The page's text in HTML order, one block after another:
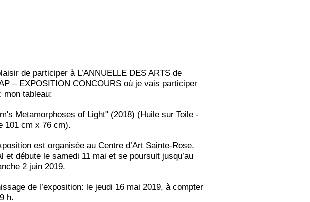
de participer à L’ANNUELLE DES ARTS de
– EXPOSITION CONCOURS où je vais participer
mon tableau:
Metamorphoses of Light" (2018) (Huile sur Toile -
101 cm x 76 cm).
est organisée au Centre d’Art Sainte-Rose,
et débute le samedi 11 mai et se poursuit jusqu’au
2 juin 2019.
de l’exposition: le jeudi 16 mai 2019, à compter
h.